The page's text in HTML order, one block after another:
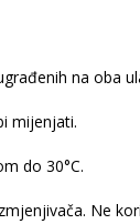
na oba
mijenjati.
do 30°C.
Ne